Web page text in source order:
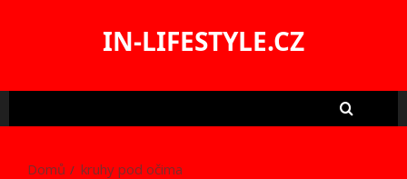
IN-LIFESTYLE.CZ
Domů kruhy pod očima